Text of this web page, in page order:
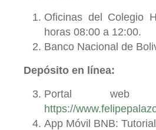
Oficinas del Colegio
horas 08:00 a 12:00.
Banco Nacional de
Depósito en línea:
Portal
https://
App Móvil BNB: